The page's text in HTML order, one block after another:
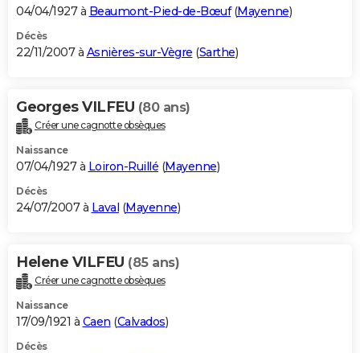
04/04/1927 à Beaumont-Pied-de-Bœuf(Mayenne)
Décès
22/11/2007 à Asnières-sur-Vègre (Sarthe)
Georges VILFEU (80 ans)
Créer une cagnotte obsèques
Naissance
07/04/1927 à Loiron-Ruillé (Mayenne)
Décès
24/07/2007 à Laval (Mayenne)
Helene VILFEU (85 ans)
Créer une cagnotte obsèques
Naissance
17/09/1921 à Caen (Calvados)
Décès